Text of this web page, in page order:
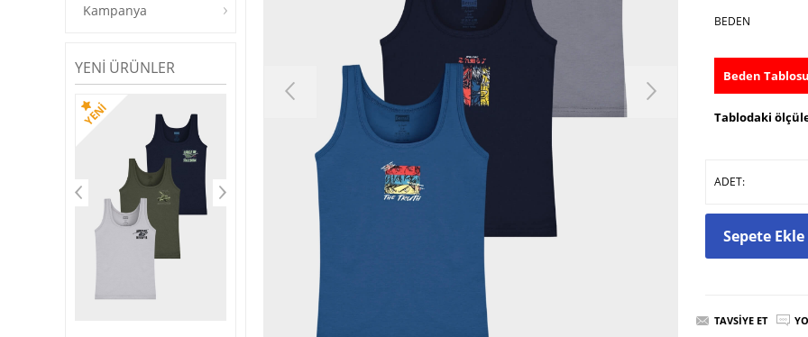
Kampanya
YENI ÜRÜNLER
BEDEN
Beden
Tablodaki
ADET:
Sepete Ekle
TAVSIYE ET